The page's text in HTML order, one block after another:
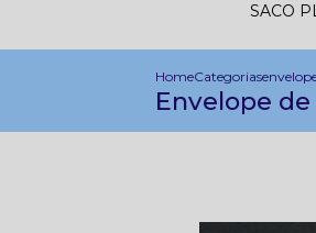
SACO
HomeCategorias
Envelope